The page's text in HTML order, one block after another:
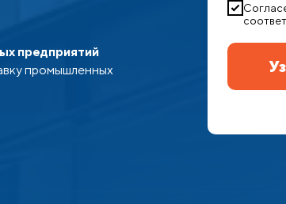
предприятий
промышленных